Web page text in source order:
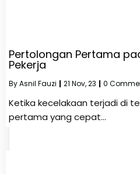
Pertolongan Pertama
Pekerja
ByAsnil Fauzi | 21 Nov, 23 | 0
Ketika kecelakaan terjadi di
pertama yang cepat…